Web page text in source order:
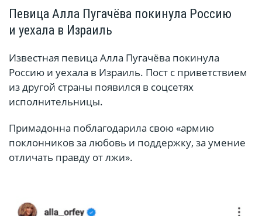
Певица Алла Пугачёва покинула Россию
и уехала в Израиль
Известная певица Алла Пугачёва покинула
Россию и уехала в Израиль. Пост с приветствием
из другой страны появился в соцсетях
исполнительницы.
Примадонна поблагодарила свою «армию
поклонников за любовь и поддержку, за умение
отличать правду от лжи».